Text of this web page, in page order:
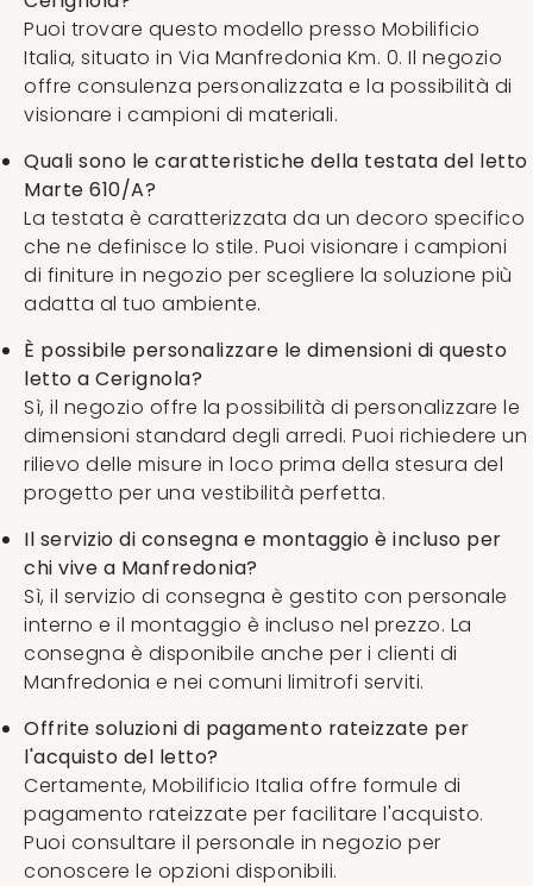
Puoi trovare questo modello presso Mobilificio
Italia, situato in Via Manfredonia Km. 0. Il negozio
offre consulenza personalizzata e la possibilità di
visionare i campioni di materiali.
Quali sono le caratteristiche della testata del letto
Marte 610/A?
La testata è caratterizzata da un decoro specifico
che ne definisce lo stile. Puoi visionare i campioni
di finiture in negozio per scegliere la soluzione più
adatta al tuo ambiente.
È possibile personalizzare le dimensioni di questo
letto a Cerignola?
Sì, il negozio offre la possibilità di personalizzare le
dimensioni standard degli arredi. Puoi richiedere un
rilievo delle misure in loco prima della stesura del
progetto per una vestibilità perfetta.
Il servizio di consegna e montaggio è incluso per
chi vive a Manfredonia?
Sì, il servizio di consegna è gestito con personale
interno e il montaggio è incluso nel prezzo. La
consegna è disponibile anche per i clienti di
Manfredonia e nei comuni limitrofi serviti.
Offrite soluzioni di pagamento rateizzate per
l'acquisto del letto?
Certamente, Mobilificio Italia offre formule di
pagamento rateizzate per facilitare l'acquisto.
Puoi consultare il personale in negozio per
conoscere le opzioni disponibili.